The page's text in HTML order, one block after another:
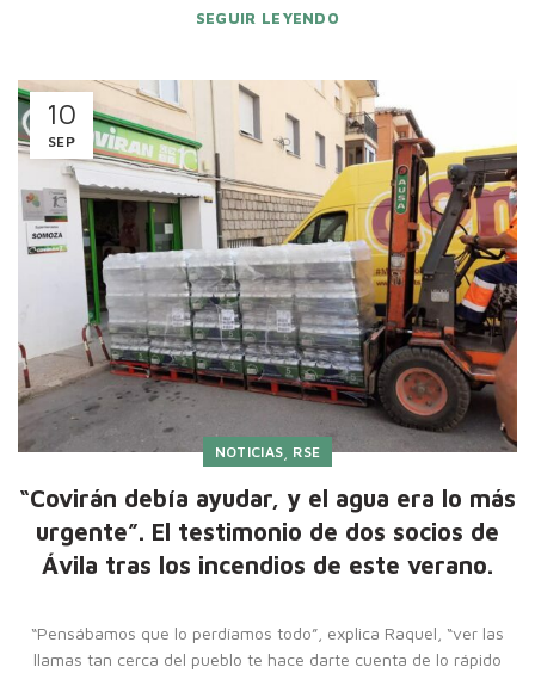
SEGUIR LEYENDO
10
SEP
NOTICIAS RSE
“Covirán debía ayudar, y el agua era lo más
urgente”. El testimonio de dos socios de
Ávila tras los incendios de este verano.
“Pensábamos que lo perdíamos todo”, explica Raquel, “ver las
llamas tan cerca del pueblo te hace darte cuenta de lo rápido